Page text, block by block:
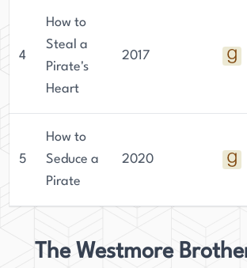
4
How to
Steal a
Pirate's
Heart
2017
5
How to
Seduce a
Pirate
2020
The Westmore